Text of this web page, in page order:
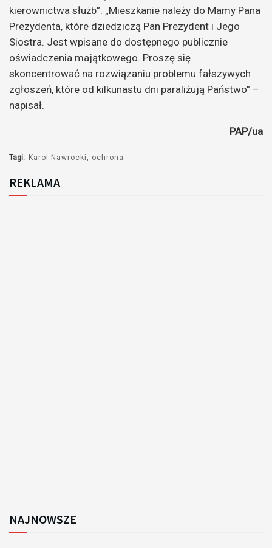
kierownictwa służb”. „Mieszkanie należy do Mamy Pana
Prezydenta, które dziedziczą Pan Prezydent i Jego
Siostra. Jest wpisane do dostępnego publicznie
oświadczenia majątkowego. Proszę się
skoncentrować na rozwiązaniu problemu fałszywych
zgłoszeń, które od kilkunastu dni paraliżują Państwo” –
napisał.
PAP/ua
Tagi: Karol Nawrocki ochrona
REKLAMA
NAJNOWSZE